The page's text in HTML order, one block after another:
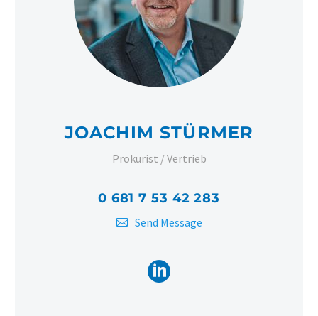
JOACHIM STÜRMER
Prokurist / Vertrieb
0 681 7 53 42 283
Send Message